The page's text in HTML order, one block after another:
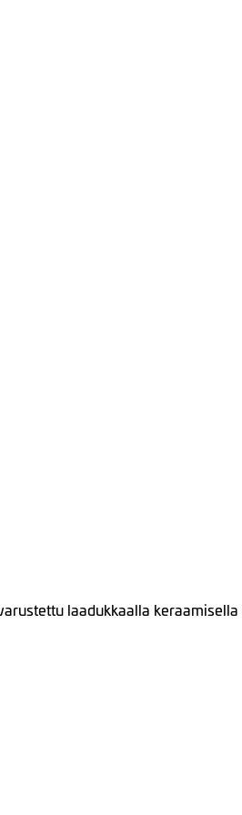
laadukkaalla keraamisella